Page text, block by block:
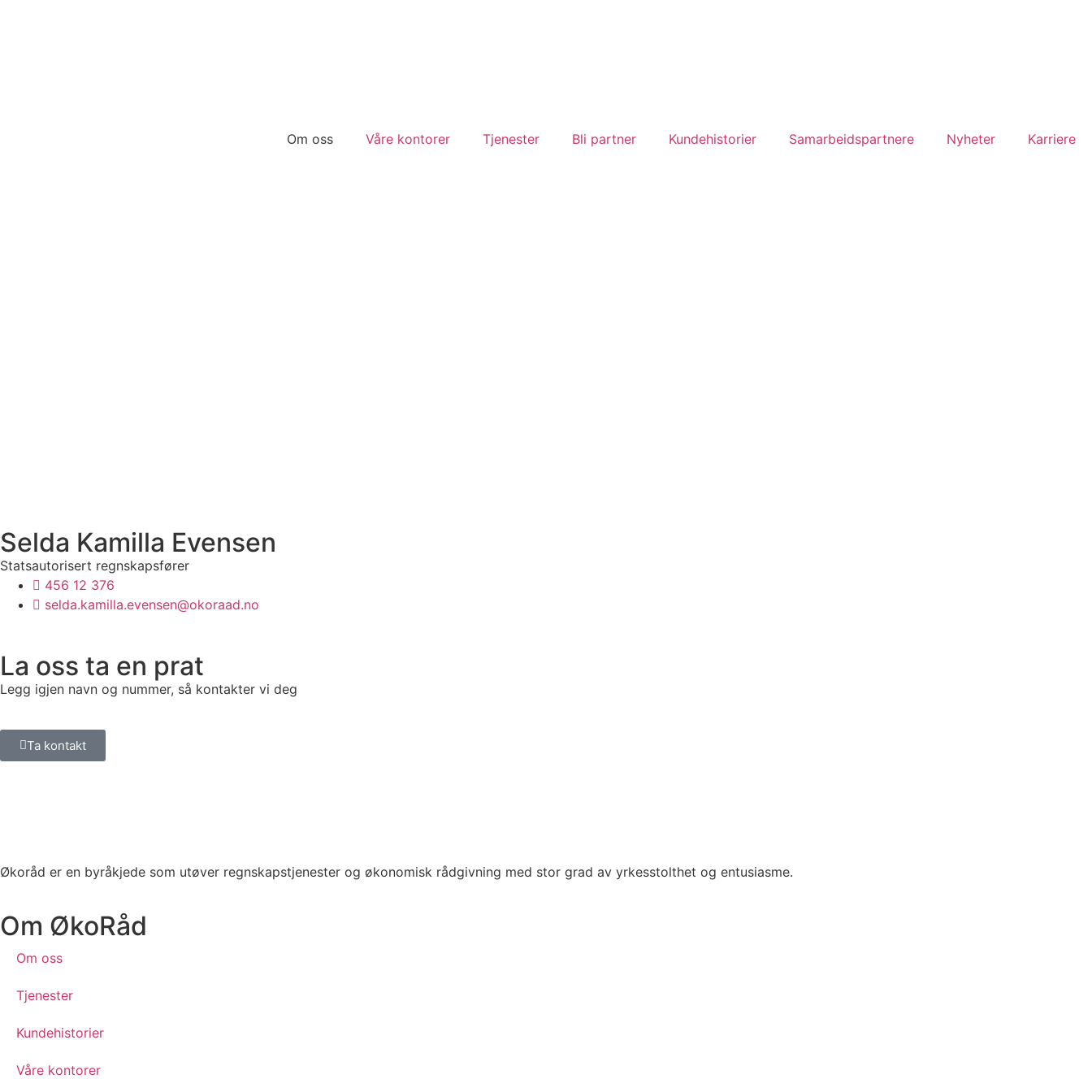
Om oss Våre kontorer Tjenester Bli partner Kundehistorier Samarbeidspartnere Nyheter Karriere
Selda Kamilla Evensen
Statsautorisert regnskapsfører
456 12 376
selda.kamilla.evensen@okoraad.no
La oss ta en prat
Legg igjen navn og nummer, så kontakter vi deg
Ta kontakt
Økoråd er en byråkjede som utøver regnskapstjenester og økonomisk rådgivning med stor grad av yrkesstolthet og entusiasme.
Om ØkoRåd
Om oss
Tjenester
Kundehistorier
Våre kontorer